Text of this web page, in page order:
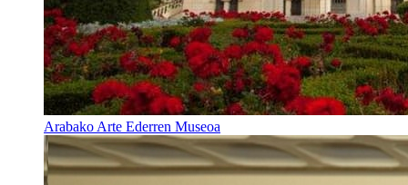
Arabako Arte Ederren Museoa